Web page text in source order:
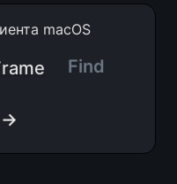
macOS
Find
→